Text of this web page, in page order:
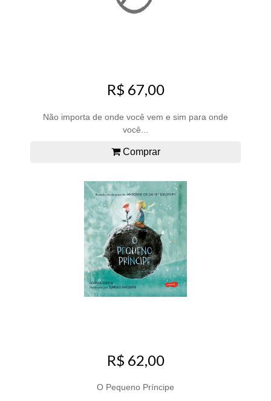
R$ 67,00
Não importa de onde você vem e sim para onde
você...
Comprar
R$ 62,00
O Pequeno Príncipe